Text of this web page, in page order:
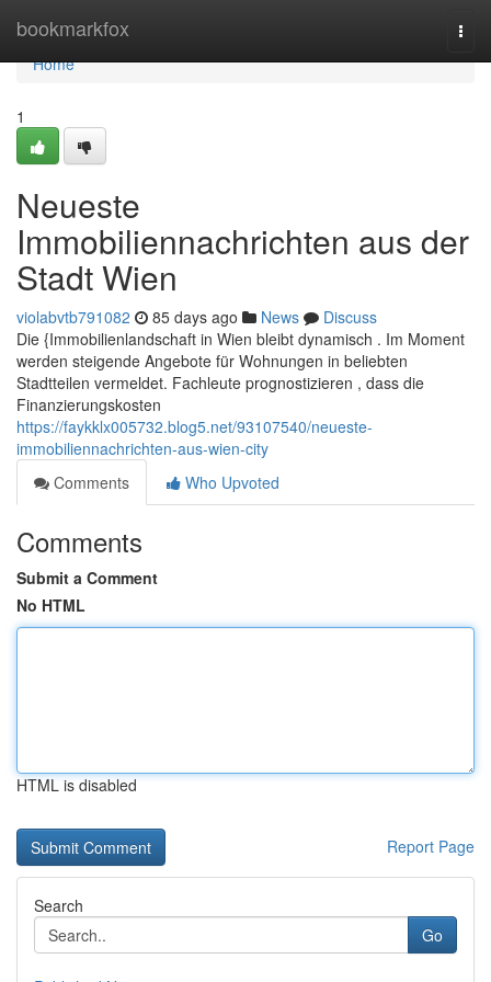
bookmarkfox
Home
Home
1
Neueste
Immobiliennachrichten aus der
Stadt Wien
violabvtb791082 85 days ago News
Discuss
Die {Immobilienlandschaft in Wien bleibt dynamisch . Im Moment
werden steigende Angebote für Wohnungen in beliebten
Stadtteilen vermeldet. Fachleute prognostizieren , dass die
Finanzierungskosten
https://faykklx005732.blog5.net/93107540/neueste-
immobiliennachrichten-aus-wien-city
Comments
Who Upvoted
Comments
Submit a Comment
No HTML
HTML is disabled
Report Page
Search
Go